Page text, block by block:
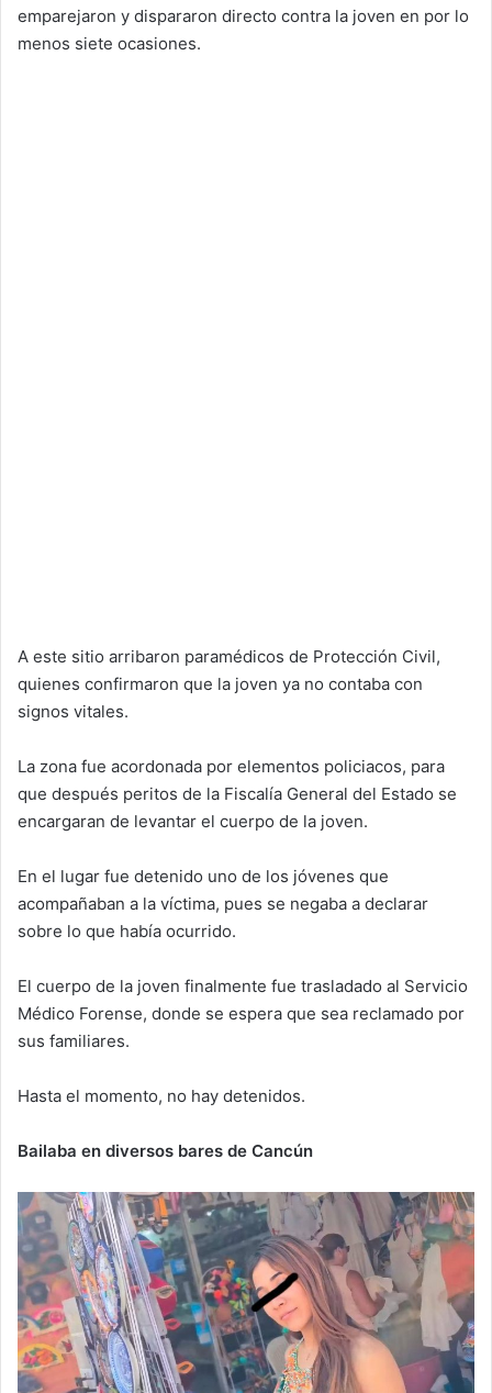
emparejaron y dispararon directo contra la joven en por lo
menos siete ocasiones.
A este sitio arribaron paramédicos de Protección Civil,
quienes confirmaron que la joven ya no contaba con
signos vitales.
La zona fue acordonada por elementos policiacos, para
que después peritos de la Fiscalía General del Estado se
encargaran de levantar el cuerpo de la joven.
En el lugar fue detenido uno de los jóvenes que
acompañaban a la víctima, pues se negaba a declarar
sobre lo que había ocurrido.
El cuerpo de la joven finalmente fue trasladado al Servicio
Médico Forense, donde se espera que sea reclamado por
sus familiares.
Hasta el momento, no hay detenidos.
Bailaba en diversos bares de Cancún